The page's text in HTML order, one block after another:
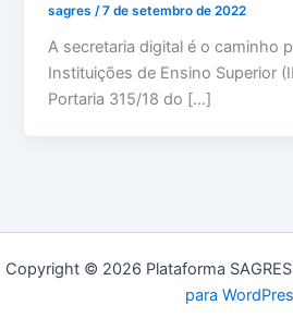
sagres/7 de setembro de 2022
A secretaria digital é o caminho
Instituições de Ensino Superior
Portaria 315/18 do […]
Copyright © 2026 Plataforma
para